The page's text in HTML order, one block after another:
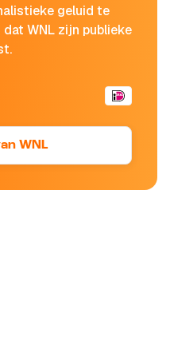
geluid te
WNL zijn publieke
WNL